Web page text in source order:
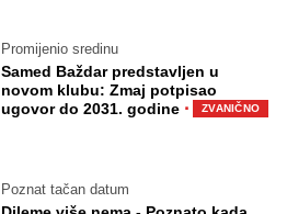
Promijenio sredinu
Samed Baždar predstavljen u
novom klubu: Zmaj potpisao
ugovor do 2031. godine · ZVANIČNO
Poznat tačan datum